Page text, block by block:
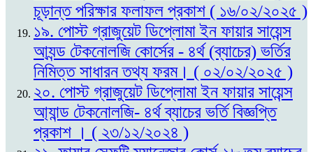
চূড়ান্ত পরিক্ষার ফলাফল প্রকাশ ( ১৬/০২/২০২৫ )
১৯. পোস্ট গ্রাজুয়েট ডিপ্লোমা ইন ফায়ার সায়েন্স
আ্যন্ড টেকনোলজি কোর্সের - ৪র্থ (ব্যাচের) ভর্তির
নিমিত্ত সাধারন তথ্য ফরম। ( ০২/০২/২০২৫ )
২০. পোস্ট গ্রাজুয়েট ডিপ্লোমা ইন ফায়ার সায়েন্স
আ্যান্ড টেকনোলজি- ৪র্থ ব্যাচের ভর্তি বিজ্ঞপ্তি
প্রকাশ । ( ২৩/১২/২০২৪ )